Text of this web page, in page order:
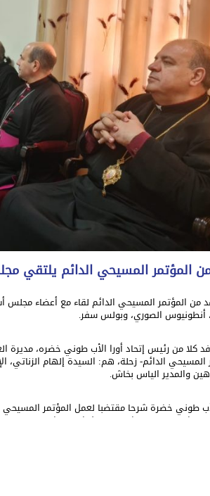
المؤتمر المسيحي الدائم يلتقي
من المؤتمر المسيحي الدائم لقاء مع أعضاء مجلس
الصوري، وبولس سفر.
كلا من رئيس إتحاد أورا الأب طوني خضره، مديرة
المسيحي الدائم- زحلة، هم: السيدة إلهام
والمدير الياس بخاش.
طوني خضرة شرحا مقتضبا لعمل المؤتمر المسيحي
البقاع. وتمحور الحديث حول الوجود المسيحي